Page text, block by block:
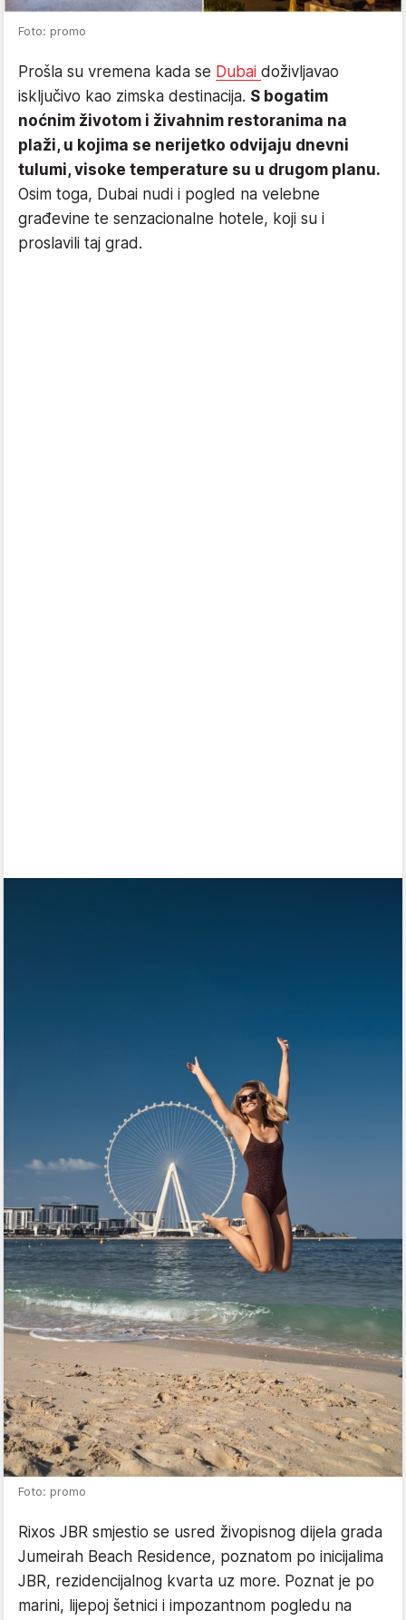
Foto: promo
Prošla su vremena kada se Dubai doživljavao
isključivo kao zimska destinacija. S bogatim
noćnim životom i živahnim restoranima na
plaži, u kojima se nerijetko odvijaju dnevni
tulumi, visoke temperature su u drugom planu.
Osim toga, Dubai nudi i pogled na velebne
građevine te senzacionalne hotele, koji su i
proslavili taj grad.
Foto: promo
Rixos JBR smjestio se usred živopisnog dijela grada
Jumeirah Beach Residence, poznatom po inicijalima
JBR, rezidencijalnog kvarta uz more. Poznat je po
marini, lijepoj šetnici i impozantnom pogledu na